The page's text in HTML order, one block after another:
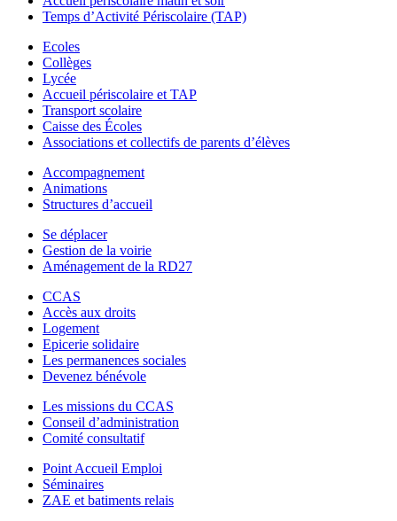
Temps d’Activité Périscolaire (TAP)
Ecoles
Collèges
Lycée
Accueil périscolaire et TAP
Transport scolaire
Caisse des Écoles
Associations et collectifs de parents d’élèves
Accompagnement
Animations
Structures d’accueil
Se déplacer
Gestion de la voirie
Aménagement de la RD27
CCAS
Accès aux droits
Logement
Epicerie solidaire
Les permanences sociales
Devenez bénévole
Les missions du CCAS
Conseil d’administration
Comité consultatif
Point Accueil Emploi
Séminaires
ZAE et batiments relais